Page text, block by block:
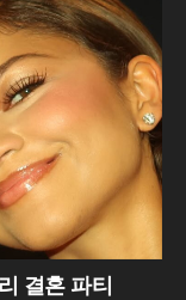
결혼 파티